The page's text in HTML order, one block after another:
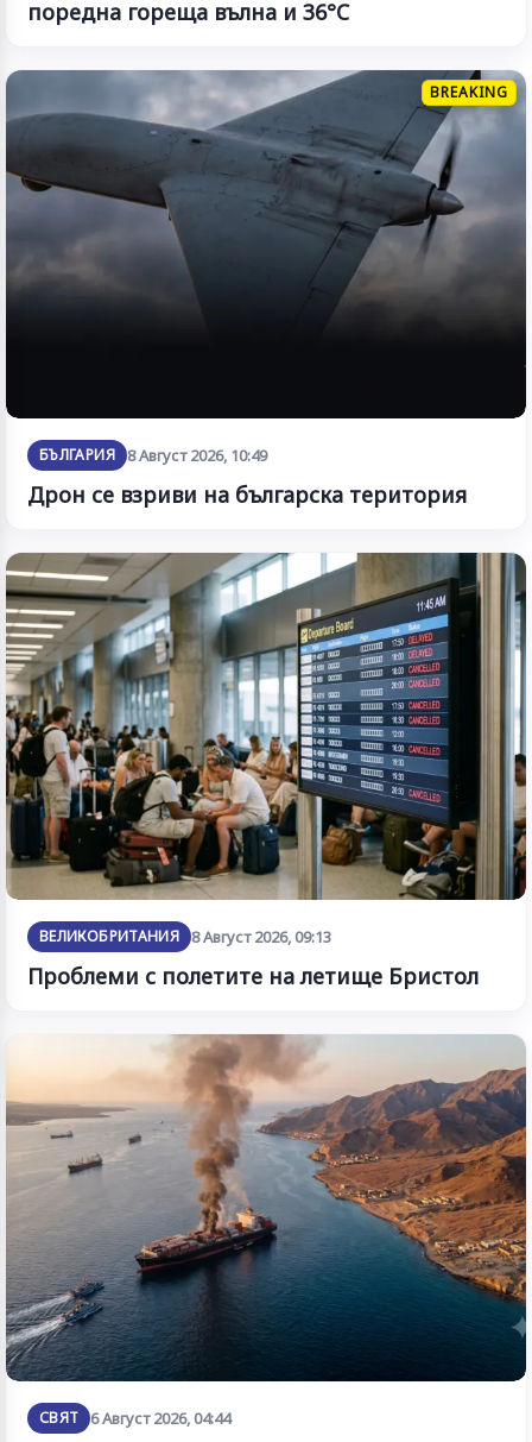
поредна гореща вълна и 36°C
BREAKING
БЪЛГАРИЯ 8 Август 2026, 10:49
Дрон се взриви на българска територия
ВЕЛИКОБРИТАНИЯ 8 Август 2026, 09:13
Проблеми с полетите на летище Бристол
СВЯТ 6 Август 2026, 04:44